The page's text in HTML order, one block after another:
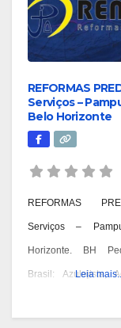
REFORMAS
Serviços –
Belo Horizonte
REFORMAS
Serviços –
Horizonte. BH
Brasil: Azulejista,
Construções e
Leia